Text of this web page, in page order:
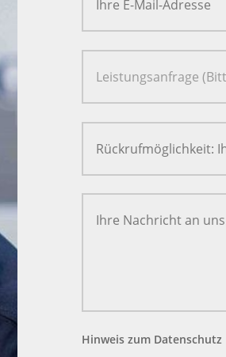
Hinweis zum Datenschutz